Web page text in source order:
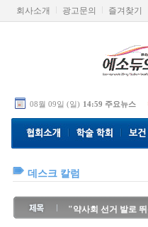
회사소개 광고문의 즐겨찾기
08월 09일 (일) 14:59 주요뉴스
데스크 칼럼
"약사회 선거 발로